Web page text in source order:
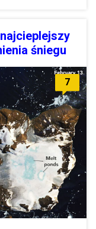
śniegu
7